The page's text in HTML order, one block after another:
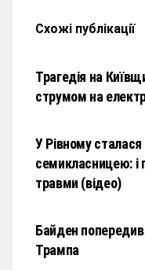
Схожі публікації
Трагедія на
струмом на
У Рівному
семикласницею: і
травми (відео)
Байден попередив
Трампа